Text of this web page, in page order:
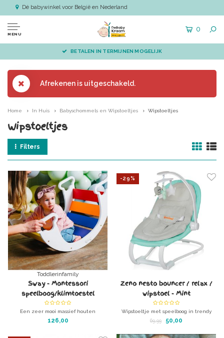
Dé babywinkel voor België en Nederland
MENU
0
BETALEN IN TERMIJNEN MOGELIJK
Afrekenen is uitgeschakeld.
Home In Huis Babyschommels en Wipstoeltjes Wipstoeltjes
Wipstoeltjes
Filters
Toddlerinfamily
Sway - Montessori
speelboog/klimtoestel
Een zeer mooi massief houten
speelapparaat voor peuters en kleuters.
126,00
-29%
Zeno nesto bouncer / relax /
wipstoel - Mint
Wipstoeltje met speelboog in trendy
kleuren.
Zeno nesto bouncer / relax / wipstoel -
69,99 50,00